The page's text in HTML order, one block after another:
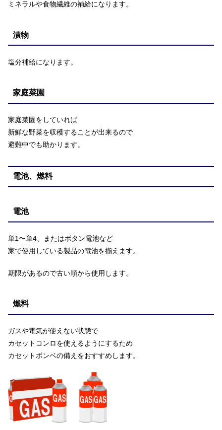
ミネラルや食物繊維の補給になります。
漬物
塩分補給になります。
家庭菜園
家庭菜園をしていれば
新鮮な野菜を収穫することが出来るので
避難中でも助かります。
電池、燃料
電池
単1〜単4、またはボタン電池など
家で使用している製品の電池を揃えます。
期限があるので古い順から使用します。
燃料
ガスや電気が使えない状態で
カセットコンロを使えるようにするため
カセットボンベの備えをおすすめします。